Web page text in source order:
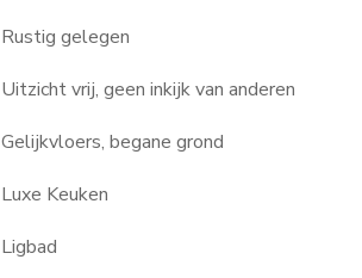
Rustig gelegen
Uitzicht vrij, geen inkijk van anderen
Gelijkvloers, begane grond
Luxe Keuken
Ligbad